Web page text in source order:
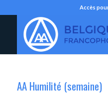
Accès
AA Humilité (semaine)